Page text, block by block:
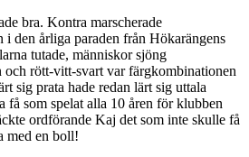
bra. Kontra marscherade
i den årliga paraden från Hökarängens
tutade, människor sjöng
rött-vitt-svart var färgkombinationen
sig prata hade redan lärt sig uttala
få som spelat alla 10 åren för klubben
ordförande Kaj det som inte skulle få
med en boll!